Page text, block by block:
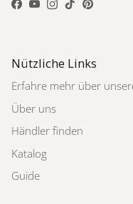
Facebook
YouTube
Instagram
TikTokPinterest
Nützliche Links
Erfahre mehr über
Über uns
Händler finden
Katalog
Guide